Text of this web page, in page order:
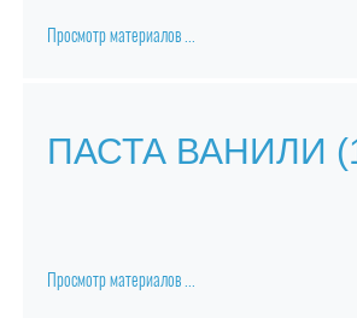
Тонка бобы [семена]
Просмотр материалов ...
ПАСТА ВАНИЛИ
Просмотр материалов ...